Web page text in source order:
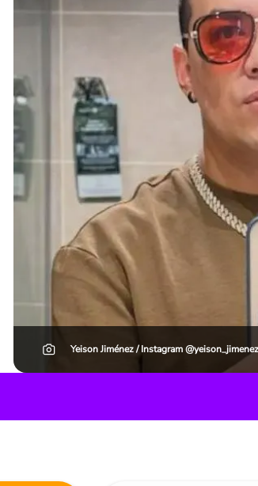
Yeison Jiménez / Instagram @yeison_jimenez